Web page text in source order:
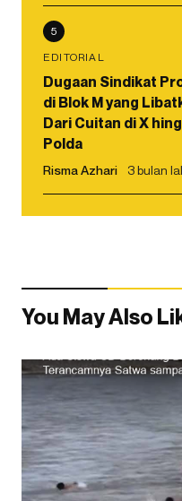
5
EDITORIAL
Dugaan Sindikat
di Blok M yang
Dari Cuitan di X
Polda
Risma Azhari 3 bulan
You May Also